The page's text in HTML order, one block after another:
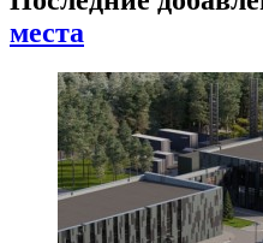
места